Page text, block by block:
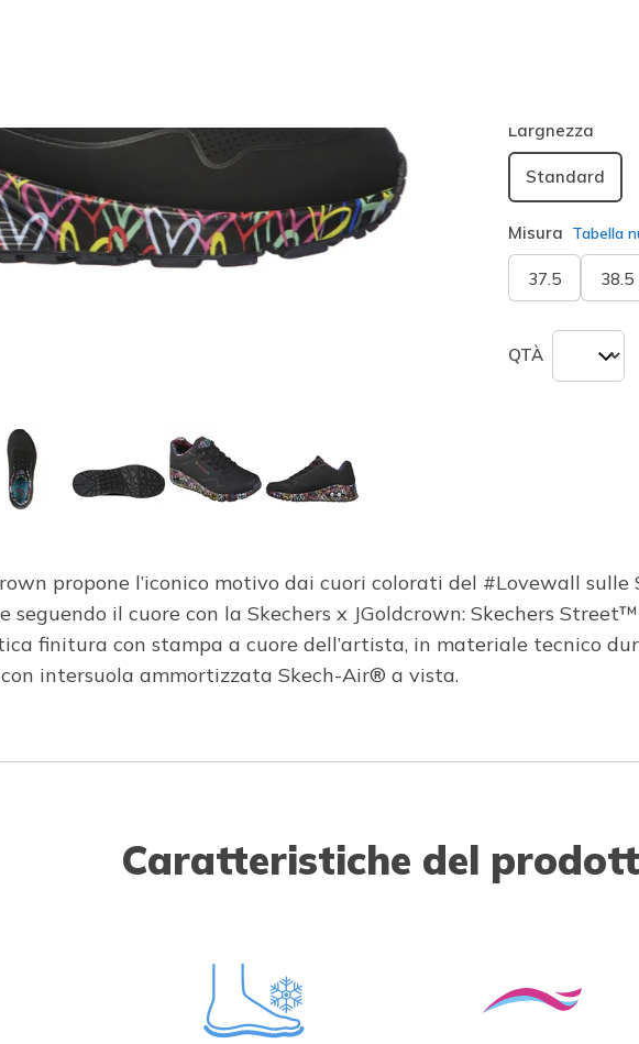
Larghezza
Standard
Misura Tabella
37.5 38.5
QTÀ
propone l’iconico motivo dai cuori colorati del #Lovewall
seguendo il cuore con la Skechers x JGoldcrown: Skechers
finitura con stampa a cuore dell’artista, in materiale tecnico
intersuola ammortizzata Skech-Air® a vista.
Caratteristiche del